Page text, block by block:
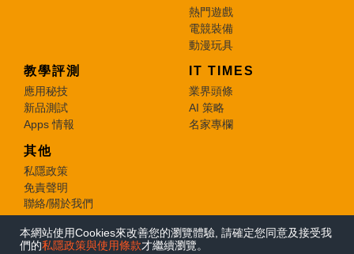
本網站使用Cookies來改善您的瀏覽體驗, 請確定您同意及接受我
們的私隱政策與使用條款才繼續瀏覽。
熱門遊戲
電競裝備
動漫玩具
教學評測
應用秘技
新品測試
Apps 情報
IT TIMES
業界頭條
AI 策略
名家專欄
其他
私隱政策
免責聲明
聯絡/關於我們
© 2026 e-zone. All Rights Reserved.